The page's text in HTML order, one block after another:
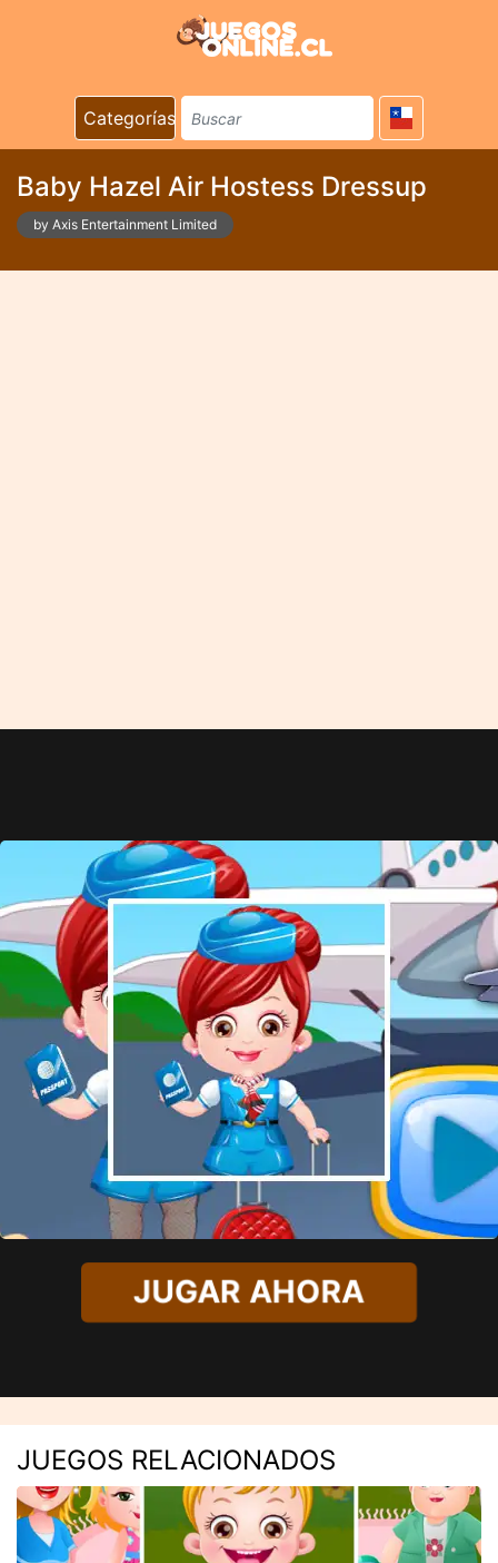
Categorías
Baby Hazel Air Hostess Dressup
by Axis Entertainment Limited
JUGAR AHORA
JUEGOS RELACIONADOS